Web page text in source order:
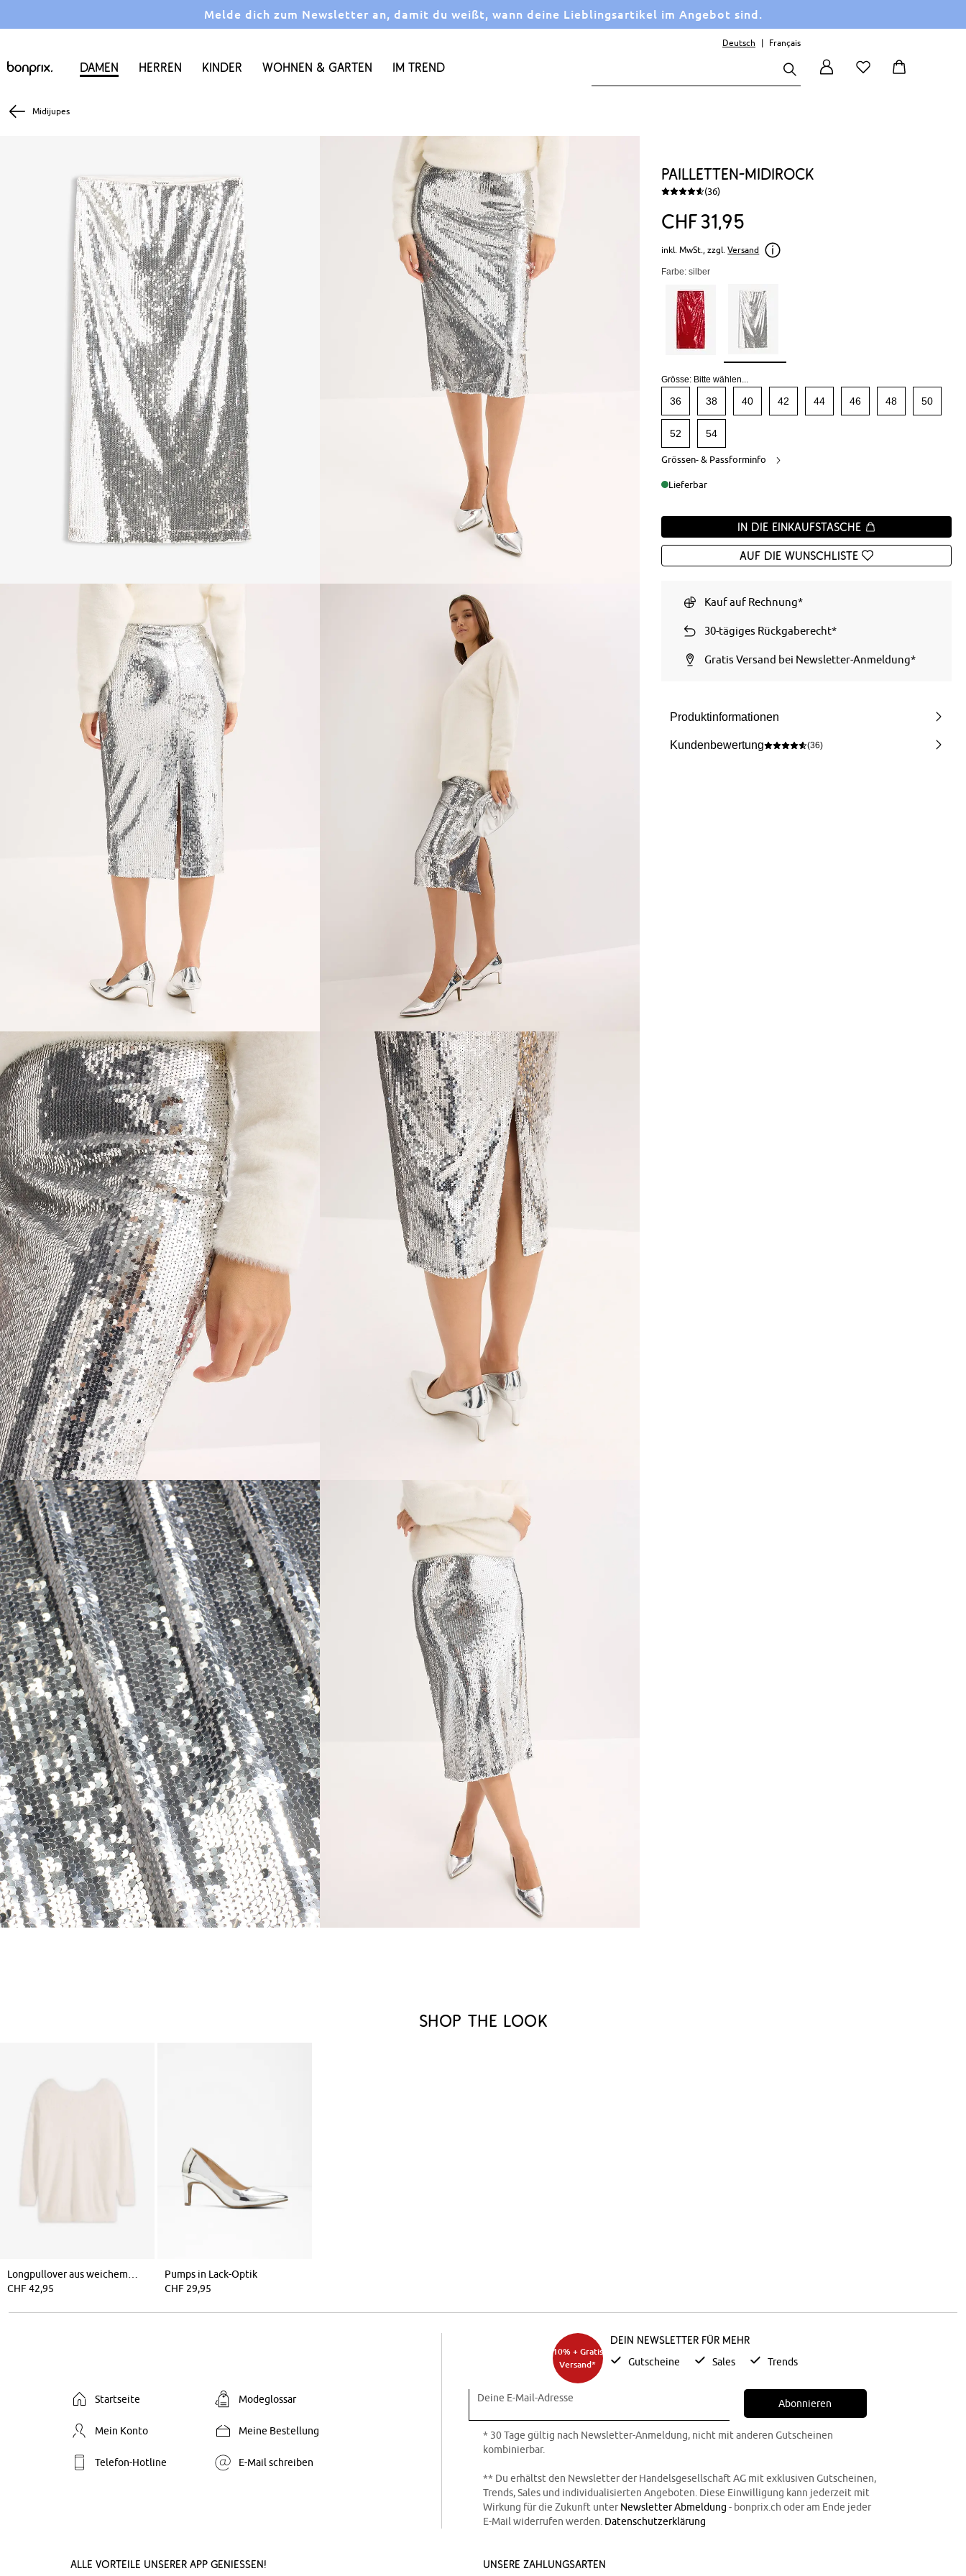
Melde dich zum Newsletter an, damit du weißt, wann deine Lieblingsartikel im Angebot sind.
Damen Herren Kinder Wohnen & Garten Im Trend
Deutsch Français
Midijupes
Pailletten-Midirock
(36)
CHF31 95
inkl. MwSt., zzgl. Versand
Farbe: silber
Grösse: Bitte wählen...
36 38 40 42 44 46 48 50
52 54
Grössen- & Passforminfo
Lieferbar
In die Einkaufstasche
Auf die Wunschliste
Kauf auf Rechnung*
30-tägiges Rückgaberecht*
Gratis Versand bei Newsletter-Anmeldung*
Produktinformationen
Kundenbewertung (36)
Shop the look
CHF 42,95
Pumps in Lack-Optik
CHF 29,95
Startseite Modeglossar
Mein Konto Meine Bestellung
Telefon-Hotline E-Mail schreiben
10% + Gratis
Versand*
Dein Newsletter für mehr
Gutscheine Sales Trends
Deine E-Mail-Adresse Abonnieren
* 30 Tage gültig nach Newsletter-Anmeldung, nicht mit anderen Gutscheinen
kombinierbar.
** Du erhältst den Newsletter der Handelsgesellschaft AG mit exklusiven Gutscheinen,
Trends, Sales und individualisierten Angeboten. Diese Einwilligung kann jederzeit mit
Wirkung für die Zukunft unterNewsletter Abmeldung - bonprix.ch oder am Ende jeder
E-Mail widerrufen werden. Datenschutzerklärung
Alle Vorteile unserer App genießen! Unsere Zahlungsarten